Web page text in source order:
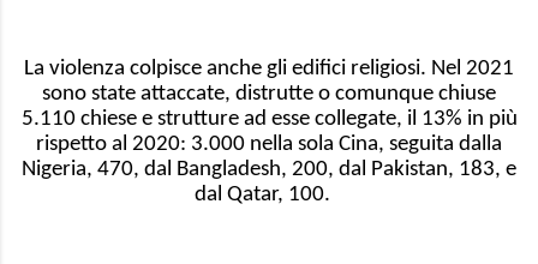
La violenza colpisce anche gli edifici religiosi. Nel 2021
sono state attaccate, distrutte o comunque chiuse
5.110 chiese e strutture ad esse collegate, il 13% in più
rispetto al 2020: 3.000 nella sola Cina, seguita dalla
Nigeria, 470, dal Bangladesh, 200, dal Pakistan, 183, e
dal Qatar, 100.